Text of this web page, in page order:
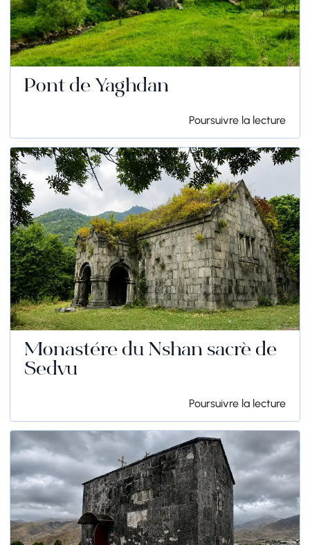
Pont de Yaghdan
Poursuivre la lecture
Monastère du Nshan sacré de
Sedvu
Poursuivre la lecture